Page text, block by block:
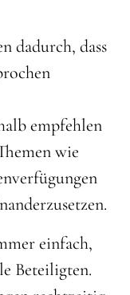
dadurch, dass
empfehlen
wie
einfach,
Beteiligten.